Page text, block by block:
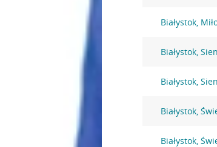
Białystok,
Białystok,
Białystok,
Białystok,
Białystok,